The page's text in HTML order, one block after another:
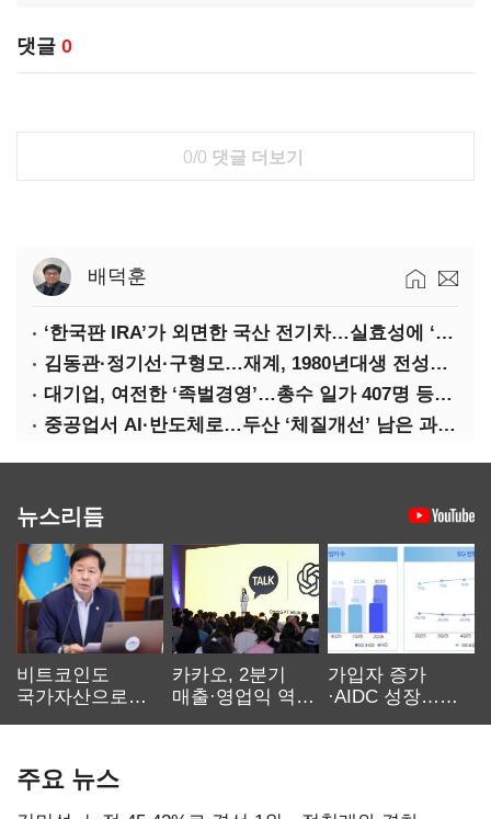
댓글 0
0/0 댓글 더보기
배덕훈
‘한국판 IRA’가 외면한 국산 전기차…실효성에 ‘의문’
김동관·정기선·구형모…재계, 1980년대생 전성시대
대기업, 여전한 ‘족벌경영’…총수 일가 407명 등기임원
중공업서 AI·반도체로…두산 ‘체질개선’ 남은 과제는
뉴스리듬
비트코인도
국가자산으로…'
카카오, 2분기
매출·영업익 역대
가입자 증가
·AIDC 성장…
주요 뉴스